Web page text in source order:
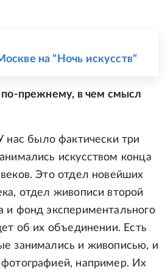
на "Ночь искусств"
по-прежнему, в чем смысл
нас было фактически три
искусством конца
Это отдел новейших
отдел живописи второй
и фонд экспериментального
об их объединении. Есть
занимались и живописью, и
например. Их